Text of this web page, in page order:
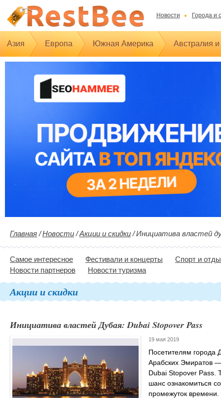
Новости Города и
Азия Европа Южная Америка Австралия
Главная /Новости /Акции и скидки /Инициатива властей
Самое интересное Фестивали и концерты
Спорт и
Новости партнеров
Новости туризма
Акции и скидки
Инициатива властей Дубая: Dubai Stopover Pass
19 мая 2019
Посетителям
Арабских Эмиратов
Dubai Stopover Pass.
шанс ознакомиться
промежуток